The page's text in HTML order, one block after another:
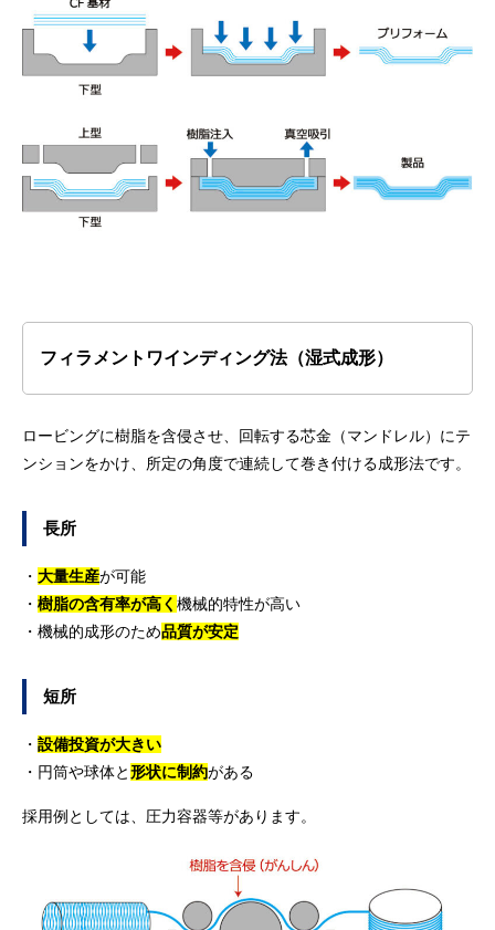
フィラメントワインディング法（湿式成形）
ロービングに樹脂を含侵させ、回転する芯金（マンドレル）にテ
ンションをかけ、所定の角度で連続して巻き付ける成形法です。
長所
・ 大量生産が可能
・ 樹脂の含有率が高く 機械的特性が高い
・機械的成形のため品質が安定
短所
・ 設備投資が大きい
・円筒や球体と形状に制約がある
採用例としては、圧力容器等があります。